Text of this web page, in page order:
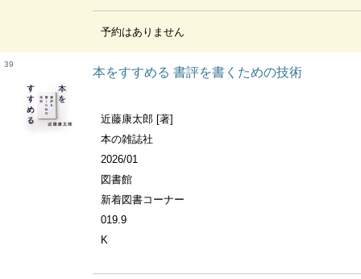
予約はありません
39
本をすすめる 書評を書くための技術
近藤康太郎 [著]
本の雑誌社
2026/01
図書館
新着図書コーナー
019.9
K